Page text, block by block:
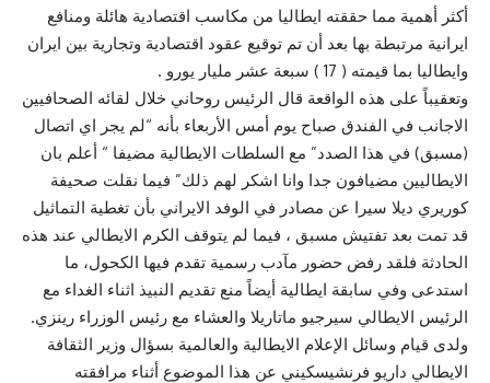
أكثر أهمية مما حققته ايطاليا من مكاسب اقتصادية هائلة ومنافع
ايرانية مرتبطة بها بعد أن تم توقيع عقود اقتصادية وتجارية بين ايران
وايطاليا بما قيمته ( 17 ) سبعة عشر مليار يورو .
وتعقيباً على هذه الواقعة قال الرئيس روحاني خلال لقائه الصحافيين
الاجانب في الفندق صباح يوم أمس الأربعاء بأنه “لم يجر اي اتصال
(مسبق) في هذا الصدد” مع السلطات الايطالية مضيفا “ أعلم بان
الايطاليين مضيافون جدا وانا اشكر لهم ذلك” فيما نقلت صحيفة
كوريري ديلا سيرا عن مصادر في الوفد الايراني بأن تغطية التماثيل
قد تمت بعد تفتيش مسبق ، فيما لم يتوقف الكرم الايطالي عند هذه
الحادثة فلقد رفض حضور مآدب رسمية تقدم فيها الكحول، ما
استدعى وفي سابقة ايطالية أيضاً منع تقديم النبيذ اثناء الغداء مع
الرئيس الايطالي سيرجيو ماتاريلا والعشاء مع رئيس الوزراء رينزي.
ولدى قيام وسائل الإعلام الايطالية والعالمية بسؤال وزير الثقافة
الايطالي داريو فرنشيسكيني عن هذا الموضوع أثناء مرافقته